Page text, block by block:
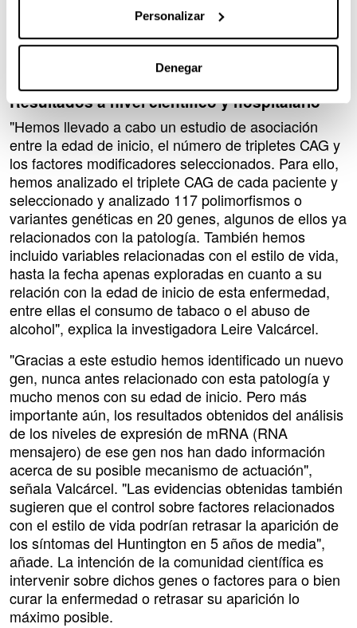
Personalizar
Denegar
el objetivo de ampliar el conocimiento acerca de
estos factores que podrían funcionar como
potenciales dianas terapéuticas para retrasar el
inicio de la enfermedad.
Resultados a nivel científico y hospitalario
"Hemos llevado a cabo un estudio de asociación
entre la edad de inicio, el número de tripletes CAG y
los factores modificadores seleccionados. Para ello,
hemos analizado el triplete CAG de cada paciente y
seleccionado y analizado 117 polimorfismos o
variantes genéticas en 20 genes, algunos de ellos ya
relacionados con la patología. También hemos
incluido variables relacionadas con el estilo de vida,
hasta la fecha apenas exploradas en cuanto a su
relación con la edad de inicio de esta enfermedad,
entre ellas el consumo de tabaco o el abuso de
alcohol", explica la investigadora Leire Valcárcel.
"Gracias a este estudio hemos identificado un nuevo
gen, nunca antes relacionado con esta patología y
mucho menos con su edad de inicio. Pero más
importante aún, los resultados obtenidos del análisis
de los niveles de expresión de mRNA (RNA
mensajero) de ese gen nos han dado información
acerca de su posible mecanismo de actuación",
señala Valcárcel. "Las evidencias obtenidas también
sugieren que el control sobre factores relacionados
con el estilo de vida podrían retrasar la aparición de
los síntomas del Huntington en 5 años de media",
añade. La intención de la comunidad científica es
intervenir sobre dichos genes o factores para o bien
curar la enfermedad o retrasar su aparición lo
máximo posible.